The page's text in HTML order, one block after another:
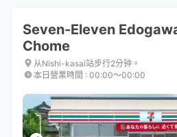
keyboard
shortcuts
for
changing
keyboard
for
changing
Seven-Eleven
Chome
从Nishi-kasai站步行2分钟。
本日營業時間 : 00:00〜00:00